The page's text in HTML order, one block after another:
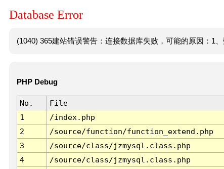
Database Error
(1040) 365建站错误警告：连接数据库失败，可能的原因：1
PHP Debug
No. File
1
/index.php
2
/source/function/function_extend.php
3
/source/class/jzmysql.class.php
4
/source/class/jzmysql.class.php